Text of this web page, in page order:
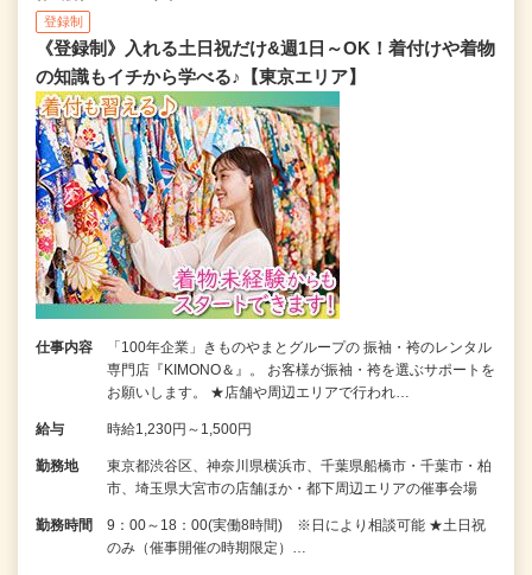
登録制
《登録制》入れる土日祝だけ&週1日～OK！着付けや着物
の知識もイチから学べる♪【東京エリア】
仕事内容
「100年企業」きものやまとグループの 振袖・袴のレンタル
専門店『KIMONO＆』。 お客様が振袖・袴を選ぶサポートを
お願いします。 ★店舗や周辺エリアで行われ…
給与 時給1,230円～1,500円
勤務地
東京都渋谷区、神奈川県横浜市、千葉県船橋市・千葉市・柏
市、埼玉県大宮市の店舗ほか・都下周辺エリアの催事会場
勤務時間
9：00～18：00(実働8時間) ※日により相談可能 ★土日祝
のみ（催事開催の時期限定）…